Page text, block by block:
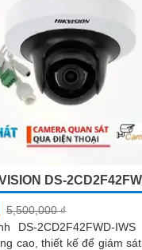
DS-
5,500,000 ₫
DS-2CD2F42FWD-
cao, thiết kế để giám